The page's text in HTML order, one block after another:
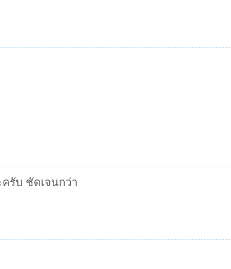
รับ ชัดเจนกว่า